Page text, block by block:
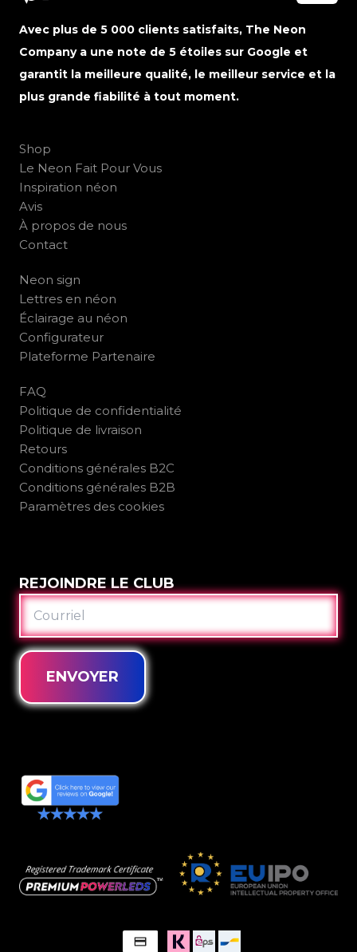
Avec plus de 5 000 clients satisfaits, The Neon
Company a une note de 5 étoiles sur Google et
garantit la meilleure qualité, le meilleur service et la
plus grande fiabilité à tout moment.
Shop
Le Neon Fait Pour Vous
Inspiration néon
Avis
À propos de nous
Contact
Neon sign
Lettres en néon
Éclairage au néon
Configurateur
Plateforme Partenaire
FAQ
Politique de confidentialité
Politique de livraison
Retours
Conditions générales B2C
Conditions générales B2B
Paramètres des cookies
REJOINDRE LE CLUB
COURRIEL
ENVOYER